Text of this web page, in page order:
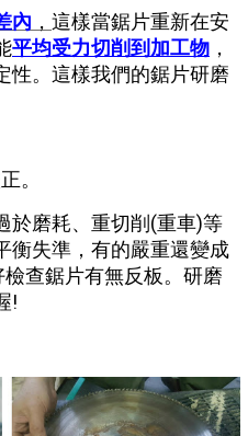
內 ， 這樣當鋸片重新在安
平均受力切削到加工物，
。 這樣我們的鋸片研磨
。
於磨耗、重切削(重車)等
衡失準，有的嚴重還變成
查鋸片有無反板。研磨
!